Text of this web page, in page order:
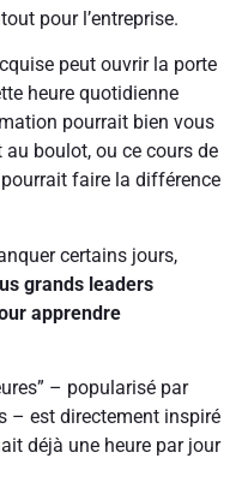
pour l’entreprise.
peut ouvrir la porte
heure quotidienne
pourrait bien vous
boulot, ou ce cours de
faire la différence
certains jours,
grands leaders
apprendre
– popularisé par
– est directement inspiré
déjà une heure par jour